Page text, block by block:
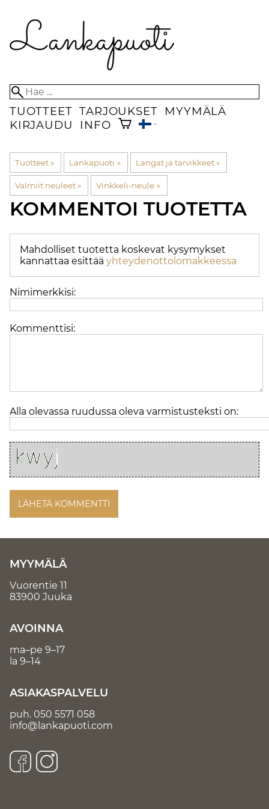
TUOTTEET TARJOUKSET
MYYMÄLÄ
KIRJAUDU
INFO
Tuotteet‪» Lankapuoti ‪» Langat ja tarvikkeet ‪»
Valmiit neuleet‪» Vinkkeli-neule ‪»
KOMMENTOI TUOTETTA
Mahdolliset tuotetta koskevat kysymykset
kannattaa esittää yhteydenottolomakkeessa
Nimimerkkisi:
Kommenttisi:
Alla olevassa ruudussa oleva varmistusteksti on:
MYYMÄLÄ
Vuorentie 11
83900 Juuka
AVOINNA
ma–pe 9–17
la 9–14
ASIAKASPALVELU
puh. 050 5571 058
info@lankapuoti.com